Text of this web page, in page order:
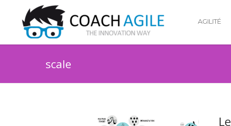
AGILITÉ
scale